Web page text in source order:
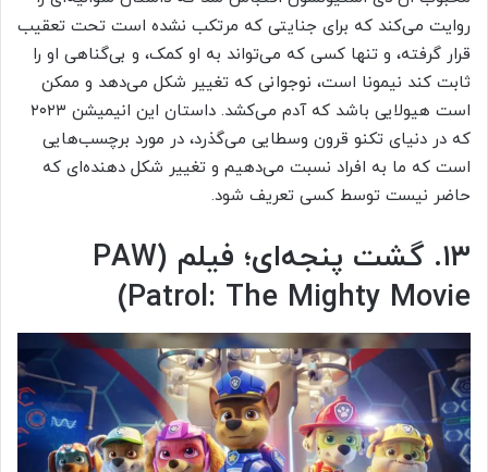
روایت می‌کند که برای جنایتی که مرتکب نشده است تحت تعقیب
قرار گرفته، و تنها کسی که می‌تواند به او کمک، و بی‌گناهی او را
ثابت کند نیمونا است، نوجوانی که تغییر شکل می‌دهد و ممکن
است هیولایی باشد که آدم می‌کشد. داستان این انیمیشن ۲۰۲۳
که در دنیای تکنو قرون وسطایی می‌گذرد، در مورد برچسب‌هایی
است که ما به افراد نسبت می‌دهیم و تغییر شکل دهنده‌ای که
حاضر نیست توسط کسی تعریف شود.
۱۳. گشت پنجه‌ای؛ فیلم (PAW
Patrol: The Mighty Movie)